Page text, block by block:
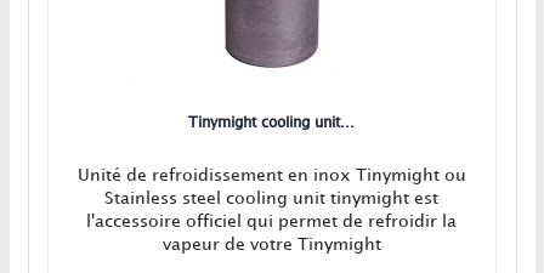
Tinymight cooling unit...
Unité de refroidissement en inox Tinymight ou
Stainless steel cooling unit tinymight est
l'accessoire officiel qui permet de refroidir la
vapeur de votre Tinymight